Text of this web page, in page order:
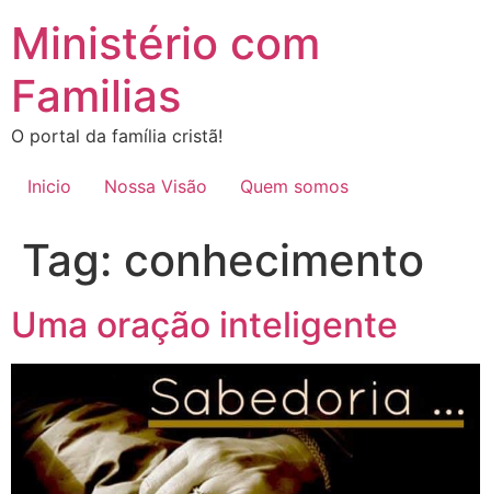
para
conteúdo
Ministério com
Familias
O portal da família cristã!
Inicio Nossa Visão Quem somos
Tag: conhecimento
Uma oração inteligente